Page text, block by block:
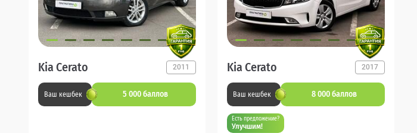
Kia Cerato 2011
Ваш кешбек 5 000 баллов
Kia Cerato 2017
Ваш кешбек 8 000 баллов
Есть предложение?
Улучшим!